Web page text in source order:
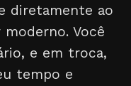
diretamente ao
Você
e em troca,
tempo e